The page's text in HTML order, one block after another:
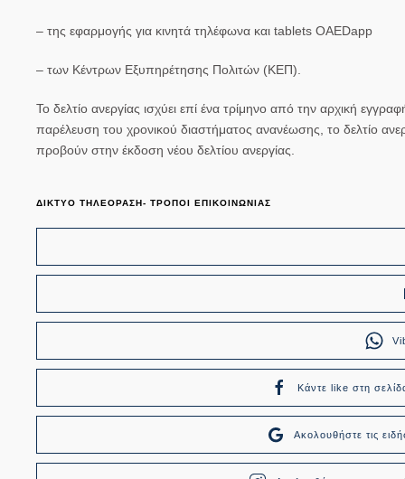
– της εφαρμογής για κινητά τηλέφωνα και tablets OAEDapp
– των Κέντρων Εξυπηρέτησης Πολιτών (ΚΕΠ).
Το δελτίο ανεργίας ισχύει επί ένα τρίμηνο από την αρχική
παρέλευση του χρονικού διαστήματος ανανέωσης, το δελτίο
προβούν στην έκδοση νέου δελτίου ανεργίας.
ΔΙΚΤΥΟ ΤΗΛΕΟΡΑΣΗ- ΤΡΟΠΟΙ ΕΠΙΚΟΙΝΩΝΙΑΣ
Κάντε like στη
Ακολουθήστε τις